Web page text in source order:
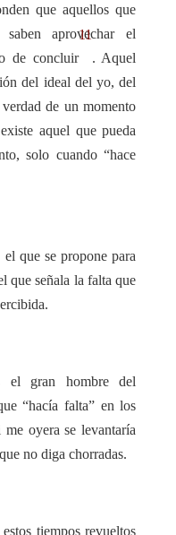
que aquellos que
aprovechar el
de concluir
11
. Aquel
del ideal del yo, del
de un momento
aquel que pueda
solo cuando “hace
que se propone para
que señala la falta que
el gran hombre del
“hacía falta” en los
oyera se levantaría
no diga chorradas.
tiempos revueltos